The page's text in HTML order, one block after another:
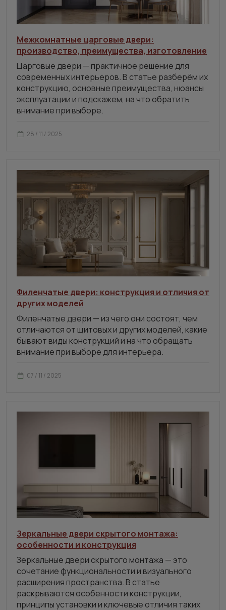
Межкомнатные царговые двери:
производство, преимущества, изготовление
Царговые двери — практичное решение для
современных интерьеров. В статье разберём их
конструкцию, основные преимущества, нюансы
эксплуатации и подскажем, на что обратить
внимание при выборе.
28 / 11 / 2025
Филенчатые двери: конструкция и отличия от
других моделей
Филенчатые двери — из чего они состоят, чем
отличаются от щитовых и других моделей, какие
бывают виды конструкций и на что обращать
внимание при выборе для интерьера.
07 / 11 / 2025
Зеркальные двери скрытого монтажа:
особенности и конструкция
Зеркальные двери скрытого монтажа — это
сочетание функциональности и визуального
расширения пространства. В статье
раскрываются особенности конструкции,
принципы установки и ключевые отличия таких